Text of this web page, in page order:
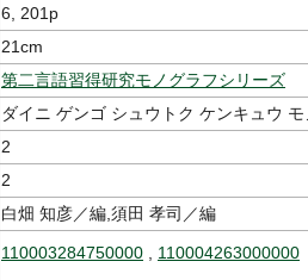
6, 201p
21cm
第二言語習得研究モノグラフシリーズ
ダイニ ゲンゴ シュウトク ケンキュウ
2
2
白畑 知彦／編,須田 孝司／編
110003284750000 110004263000000